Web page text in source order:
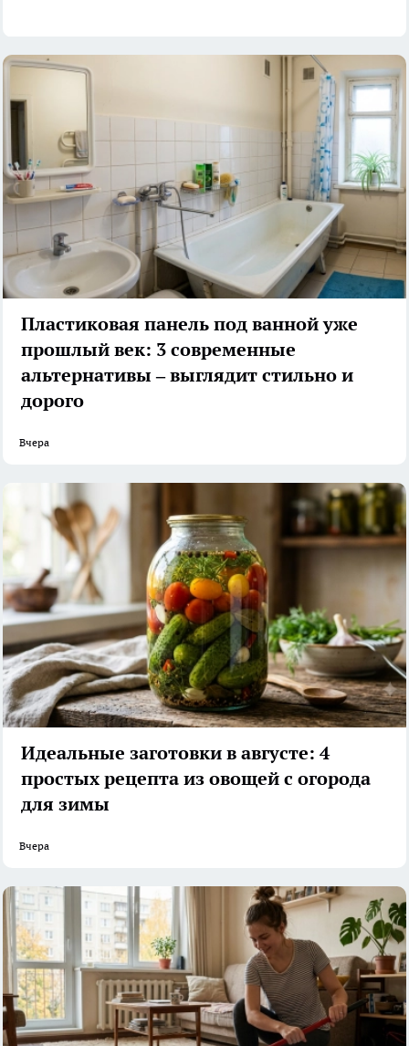
Пластиковая панель под ванной уже
прошлый век: 3 современные
альтернативы – выглядит стильно и
дорого
Вчера
Идеальные заготовки в августе: 4
простых рецепта из овощей с огорода
для зимы
Вчера